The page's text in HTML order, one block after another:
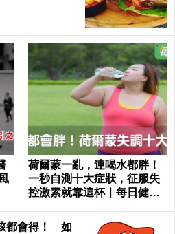
荷爾蒙一亂，連喝水都胖！
一秒自測十大症狀，征服失
控激素就靠這杯｜每日健康
都會得！ 如